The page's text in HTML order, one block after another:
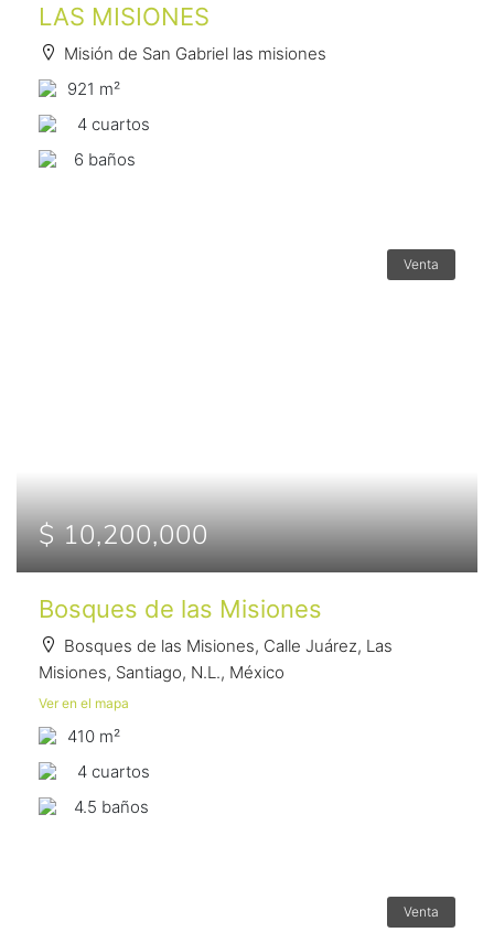
LAS MISIONES
Misión de San Gabriel las misiones
921 m²
4 сuartos
6 baños
Venta
$ 10,200,000
Bosques de las Misiones
Bosques de las Misiones, Calle Juárez, Las
Misiones, Santiago, N.L., México
Ver en el mapa
410 m²
4 сuartos
4.5 baños
Venta